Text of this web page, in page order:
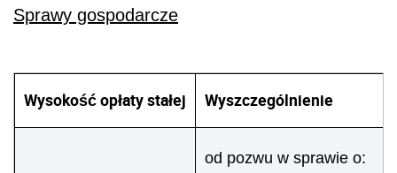
Sprawy gospodarcze
Wysokość opłaty stałej Wyszczególnienie
od pozwu w sprawie o: